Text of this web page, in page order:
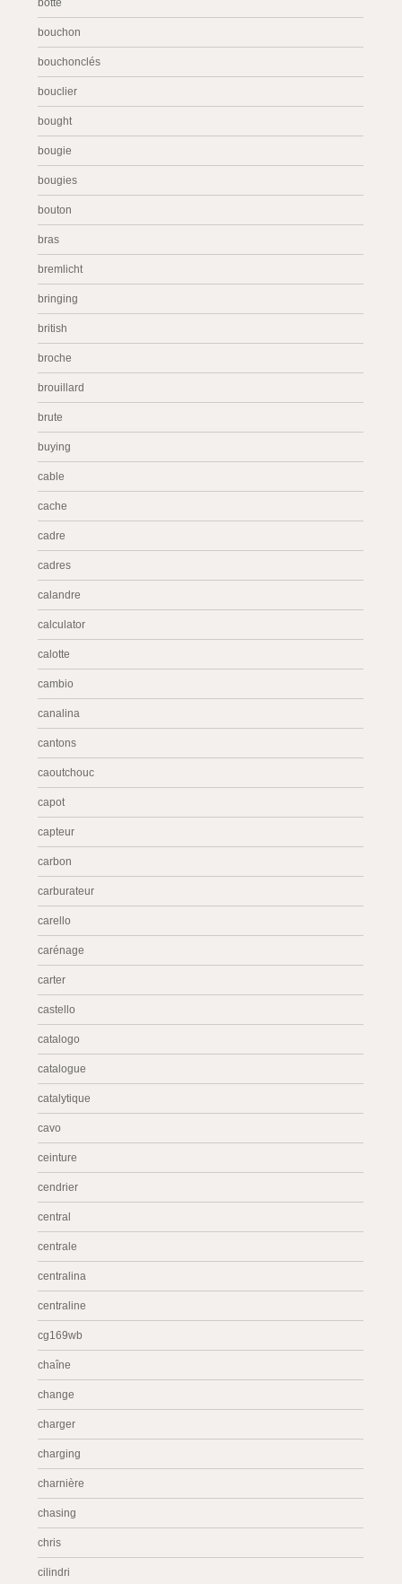
botte
bouchon
bouchonclés
bouclier
bought
bougie
bougies
bouton
bras
bremlicht
bringing
british
broche
brouillard
brute
buying
cable
cache
cadre
cadres
calandre
calculator
calotte
cambio
canalina
cantons
caoutchouc
capot
capteur
carbon
carburateur
carello
carénage
carter
castello
catalogo
catalogue
catalytique
cavo
ceinture
cendrier
central
centrale
centralina
centraline
cg169wb
chaîne
change
charger
charging
charnière
chasing
chris
cilindri